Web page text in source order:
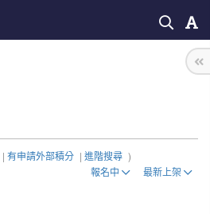
| 有申請外部積分 | 進階搜尋 )
報名中
最新上架